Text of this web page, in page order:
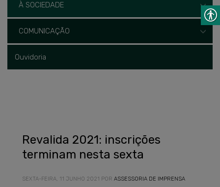
À SOCIEDADE
COMUNICAÇÃO
Ouvidoria
Revalida 2021: inscrições
terminam nesta sexta
SEXTA-FEIRA, 11 JUNHO 2021 POR ASSESSORIA DE IMPRENSA